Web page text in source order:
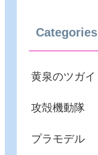
Categories
黄泉のツガイ
攻殻機動隊
プラモデル